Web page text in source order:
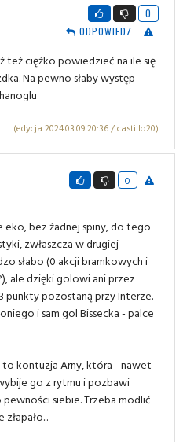
0
ODPOWIEDZ
też ciężko powiedzieć na ile się
Na pewno słaby występ
(edycja 2024.03.09 20:36 / castillo20)
0
bez żadnej spiny, do tego
zwłaszcza w drugiej
słabo (0 akcji bramkowych i
ale dzięki golowi ani przez
punkty pozostaną przy Interze.
i sam gol Bissecka - palce
to kontuzja Arny, która - nawet
go z rytmu i pozbawi
siebie. Trzeba modlić